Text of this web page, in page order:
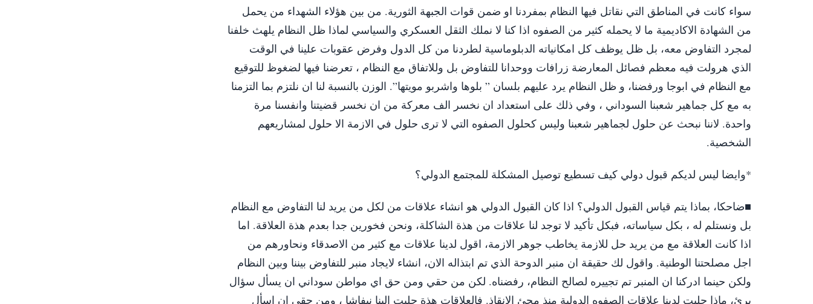
سواء كانت في المناطق التي نقاتل فيها النظام بمفردنا او ضمن قوات الجبهة الثورية. من بين هؤلاء الشهداء من يحمل
من الشهادة الاكاديمية ما لا يحمله كثير من الصفوه اذا كنا لا نملك الثقل العسكري والسياسي لماذا ظل النظام يلهث خلفنا
لمجرد التفاوض معه، بل ظل يوظف كل امكانياته الدبلوماسية لطردنا من كل الدول وفرض عقوبات علينا في الوقت
الذي هرولت فيه معظم فصائل المعارضة زرافات ووحدانا للتفاوض بل وللاتفاق مع النظام ، تعرضنا فيها لضغوظ للتوقيع
مع النظام في ابوجا ورفضنا، و ظل النظام يرد عليهم بلسان ” بلوها واشربو مويتها”. الوزن بالنسبة لنا ان نلتزم بما التزمنا
به مع كل جماهير شعبنا السوداني ، وفي ذلك على استعداد ان نخسر الف معركة من ان نخسر قضيتنا وانفسنا مرة
واحدة. لاننا نبحث عن حلول لجماهير شعبنا وليس كحلول الصفوه التي لا ترى حلول في الازمة الا حلول لمشاريعهم
الشخصية.
*وايضا ليس لديكم قبول دولي كيف تسطيع توصيل المشكلة للمجتمع الدولي؟
■ضاحكا، بماذا يتم قياس القبول الدولي؟ اذا كان القبول الدولي هو انشاء علاقات من لكل من يريد لنا التفاوض مع النظام
بل ونستلم له ، بكل سياساته، فبكل تأكيد لا توجد لنا علاقات من هذة الشاكلة، ونحن فخورين جدا بعدم هذة العلاقة. اما
اذا كانت العلاقة مع من يريد حل للازمة يخاطب جوهر الازمة، اقول لدينا علاقات مع كثير من الاصدقاء ونحاورهم من
اجل مصلحتنا الوطنية. واقول لك حقيقة ان منبر الدوحة الذي تم ابتذاله الان، انشاء لايجاد منبر للتفاوض بيننا وبين النظام
ولكن حينما ادركنا ان المنبر تم تجييره لصالح النظام، رفضناه. لكن من حقي ومن حق اي مواطن سوداني ان يسأل سؤال
برئ، ماذا جلبت لدينا علاقات الصفوه الدولية منذ مجئ الانقاذ. فالعلاقات هذة جلبت الينا نيفاشا ، ومن حقي ان اسأل